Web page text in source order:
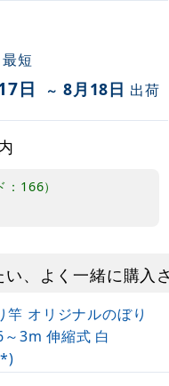
短
日 ～ 8月18日 出荷
166）
、よく一緒に購入
竿 オリジナルのぼり
3m 伸縮式 白